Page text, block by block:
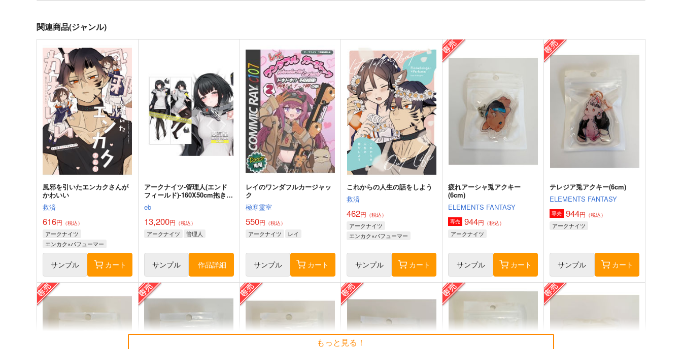
関連商品(ジャンル)
風邪を引いたエンカクさんが
かわいい
救済
616円 （税込）
アークナイツ
エンカク×パフューマー
サンプル カート
アークナイツ-管理人(エンド
フィールド)-160X50cm抱き枕
カバー【YC1375】
eb
13,200円 （税込）
アークナイツ 管理人
サンプル 作品詳細
レイのワンダフルカージャッ
ク
極寒霊室
550円 （税込）
アークナイツ レイ
サンプル カート
これからの人生の話をしよう
救済
462円 （税込）
アークナイツ
エンカク×パフューマー
サンプル カート
疲れアーシャ兎アクキー
(6cm)
ELEMENTS FANTASY
専売 944円 （税込）
アークナイツ
サンプル カート
テレジア兎アクキー(6cm)
ELEMENTS FANTASY
専売 944円 （税込）
アークナイツ
サンプル カート
もっと見る！